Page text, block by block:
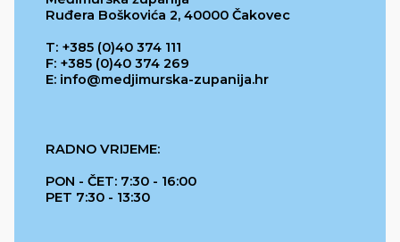
Ruđera Boškovića 2, 40000 Čakovec
T: +385 (0)40 374 111
F: +385 (0)40 374 269
E: info@medjimurska-zupanija.hr
RADNO VRIJEME:
PON - ČET: 7:30 - 16:00
PET 7:30 - 13:30